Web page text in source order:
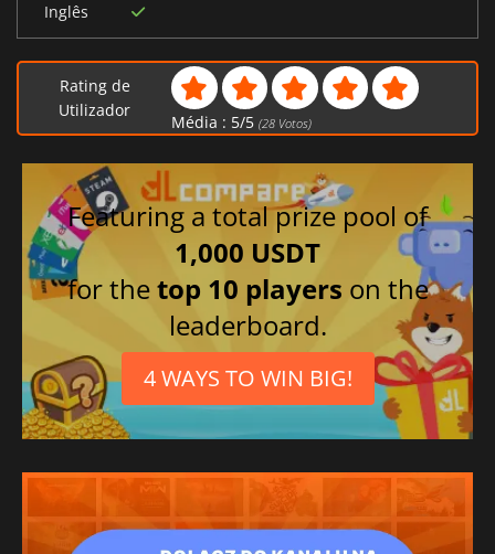
Inglês
Rating de
Utilizador
Média : 5/5 (28Votos)
Featuring a total prize pool of
1,000 USDT
for thetop 10 players on the
leaderboard.
4 WAYS TO WIN BIG!